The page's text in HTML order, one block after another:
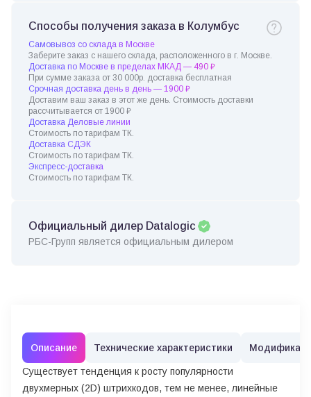
Способы получения заказа в Колумбус
Самовывоз со склада в Москве
Заберите заказ с нашего склада, расположенного в г. Москве.
Доставка по Москве в пределах МКАД — 490 ₽
При сумме заказа от 30 000р. доставка бесплатная
Срочная доставка день в день — 1900 ₽
Доставим ваш заказ в этот же день. Стоимость доставки
рассчитывается от 1900 ₽
Доставка Деловые линии
Стоимость по тарифам ТК.
Доставка СДЭК
Стоимость по тарифам ТК.
Экспресс-доставка
Стоимость по тарифам ТК.
Официальный дилер Datalogic
РБС-Групп является официальным дилером
Описание Технические характеристики
Существует тенденция к росту популярности
двухмерных (2D) штрихкодов, тем не менее, линейные